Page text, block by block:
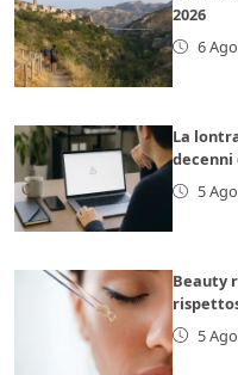
2026
6
La
decenni
5
Beauty
5